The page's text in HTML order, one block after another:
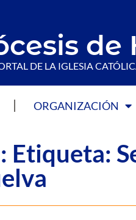
de
DE LA IGLESIA
ORGANIZACIÓN
Etiqueta: